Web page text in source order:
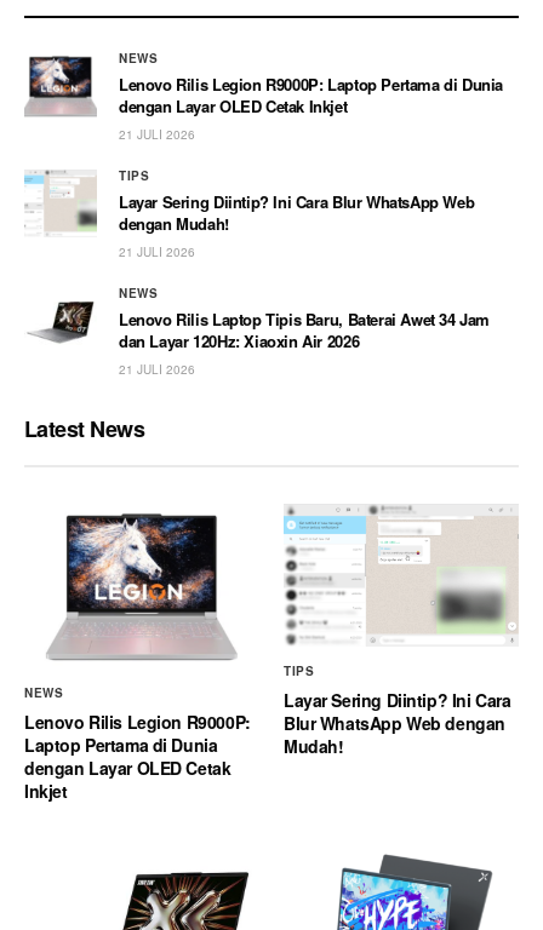
NEWS
Lenovo Rilis Legion R9000P: Laptop Pertama di Dunia
dengan Layar OLED Cetak Inkjet
21 JULI 2026
TIPS
Layar Sering Diintip? Ini Cara Blur WhatsApp Web
dengan Mudah!
21 JULI 2026
NEWS
Lenovo Rilis Laptop Tipis Baru, Baterai Awet 34 Jam
dan Layar 120Hz: Xiaoxin Air 2026
21 JULI 2026
Latest News
NEWS
Lenovo Rilis Legion R9000P:
Laptop Pertama di Dunia
dengan Layar OLED Cetak
Inkjet
TIPS
Layar Sering Diintip? Ini Cara
Blur WhatsApp Web dengan
Mudah!